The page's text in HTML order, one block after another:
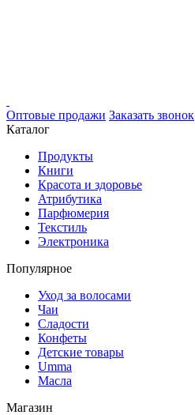
Оптовые продажи Заказать звонок
Каталог
Продукты
Книги
Красота и здоровье
Атрибутика
Парфюмерия
Текстиль
Электроника
Популярное
Уход за волосами
Чаи
Сладости
Конфеты
Детские товары
Umma
Масла
Магазин